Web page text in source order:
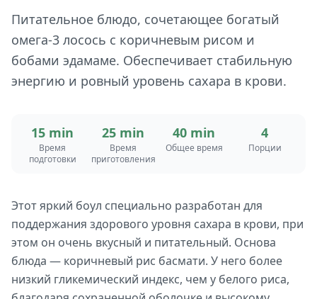
Питательное блюдо, сочетающее богатый
омега-3 лосось с коричневым рисом и
бобами эдамаме. Обеспечивает стабильную
энергию и ровный уровень сахара в крови.
15 min
Время
подготовки
25 min
Время
приготовления
40 min
Общее время
4
Порции
Этот яркий боул специально разработан для
поддержания здорового уровня сахара в крови, при
этом он очень вкусный и питательный. Основа
блюда — коричневый рис басмати. У него более
низкий гликемический индекс, чем у белого риса,